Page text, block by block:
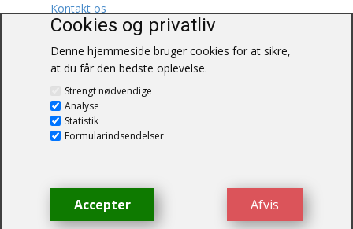
Musik
Mytologi / Sagn / Sagaer
Naturen
Oldtidskundskab
Kontakt os
Blåkærvej 25
6052 Viuf
Tlf.:60703190
© BogJensen.dk – Alle rettigheder
forbeholdes.
Cookies og privatliv
Denne hjemmeside bruger cookies for at sikre,
at du får den bedste oplevelse.
Strengt nødvendige
Analyse
Statistik
Formularindsendelser
Afvis
Accepter